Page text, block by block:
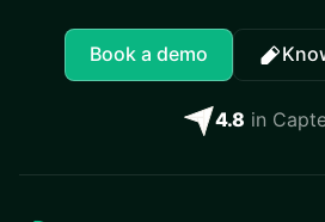
Book a demo
4.8 in